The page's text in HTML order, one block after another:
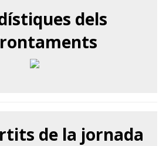
dels
de la jornada